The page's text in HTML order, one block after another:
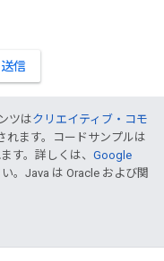
信
ツはクリエイティブ・コモ
れます。コードサンプルは
す。詳しくは、 Google
。Java は Oracle および関